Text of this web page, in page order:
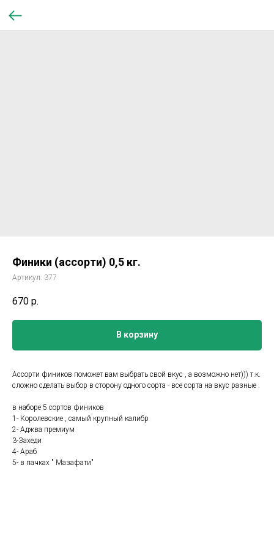
Финики (ассорти) 0,5 кг.
Артикул: 377
670 р.
В корзину
Ассорти фиников поможет вам выбрать свой вкус , а возможно нет))) т.к.
сложно сделать выбор в сторону одного сорта - все сорта на вкус разные .
в наборе 5 сортов фиников
1- Королевские , самый крупный калибр
2- Аджва премиум
3-Захеди
4- Араб
5- в пачках " Мазафати"